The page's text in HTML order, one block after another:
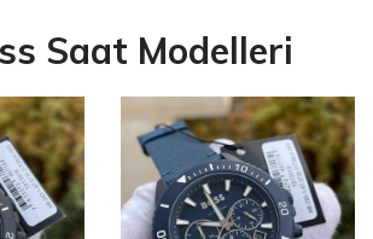
Saat Modelleri